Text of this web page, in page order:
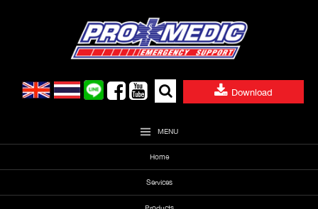
Download
Search
for:
MENU
Home
Services